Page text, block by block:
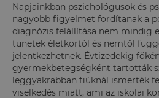
Napjainkban pszichológusok és
nagyobb figyelmet fordítanak a
diagnózis felállítása nem mindig
tünetek életkortól és nemtől
jelentkezhetnek. Évtizedekig
gyermekbetegségként tartották
leggyakrabban fiúknál ismerték
viselkedés miatt, ami az iskolai